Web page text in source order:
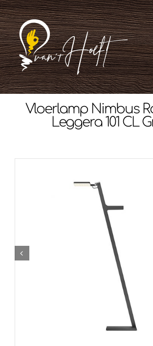
Ga
naar
inhoud
Vloerlamp Nimbus
Leggera 101 CL